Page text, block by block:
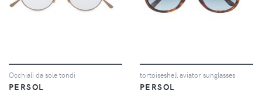
Occhiali da sole tondi
PERSOL
tortoiseshell aviator sunglasses
PERSOL